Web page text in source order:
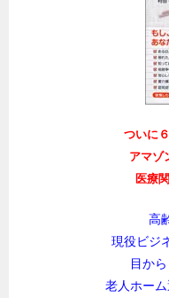
ついに
アマゾ
医療
高
現役ビジ
目か
老人ホーム